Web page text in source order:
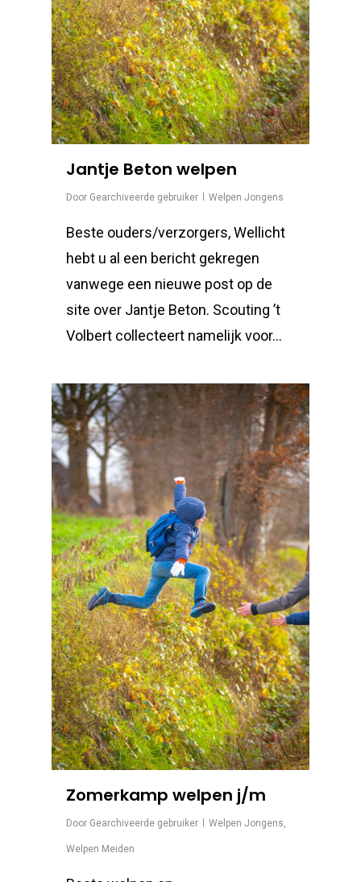
Jantje Beton welpen
Door Gearchiveerde gebruiker Welpen Jongens
Beste ouders/verzorgers, Wellicht
hebt u al een bericht gekregen
vanwege een nieuwe post op de
site over Jantje Beton. Scouting ’t
Volbert collecteert namelijk voor…
Zomerkamp welpen j/m
Door Gearchiveerde gebruiker Welpen Jongens
Welpen Meiden